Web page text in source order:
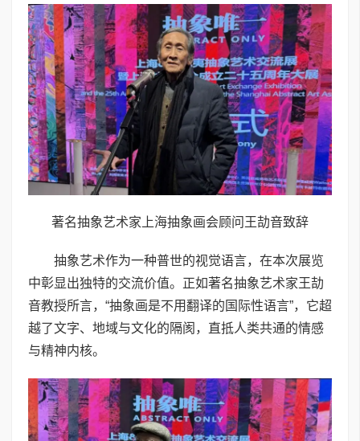
著名抽象艺术家上海抽象画会顾问王劼音致辞
抽象艺术作为一种普世的视觉语言，在本次展览
中彰显出独特的交流价值。正如著名抽象艺术家王劼
音教授所言，“抽象画是不用翻译的国际性语言”，它超
越了文字、地域与文化的隔阂，直抵人类共通的情感
与精神内核。